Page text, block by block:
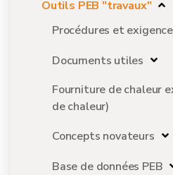
Outils PEB "travaux"
Procédures et
Documents utiles
Fourniture de chaleur
de chaleur)
Concepts novateurs
Base de données PEB